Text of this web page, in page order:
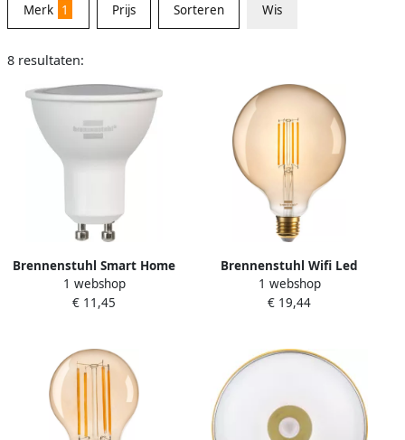
Merk 1 Prijs Sorteren Wis
8 resultaten:
Brennenstuhl Smart Home
Led Lamp Gu10 4 5W 370Lm
1173780000
1 webshop
€ 11,45
Brennenstuhl Wifi Led
Lamp Globe 4 9W 490Lm
E27 2200K 1294870271
1 webshop
€ 19,44